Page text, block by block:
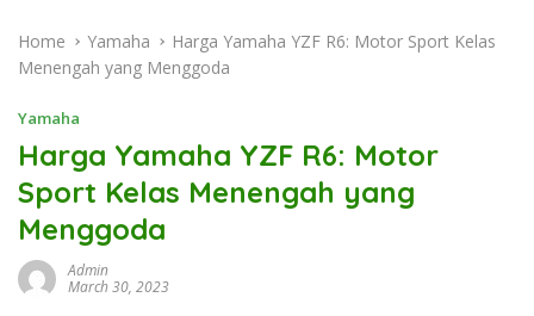
Home Yamaha
Harga Yamaha YZF R6: Motor Sport Kelas
Menengah yang Menggoda
Yamaha
Harga Yamaha YZF R6: Motor
Sport Kelas Menengah yang
Menggoda
Admin
March 30, 2023